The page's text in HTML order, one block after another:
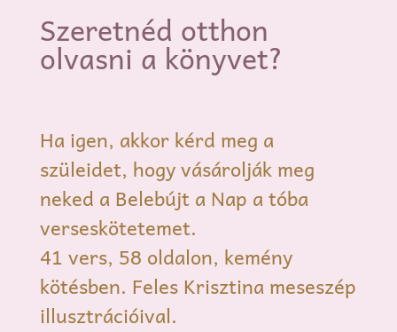
Szeretnéd otthon
olvasni a könyvet?
Ha igen, akkor kérd meg a
szüleidet, hogy vásárolják meg
neked a Belebújt a Nap a tóba
verseskötetemet.
41 vers, 58 oldalon, kemény
kötésben. Feles Krisztina meseszép
illusztrációival.